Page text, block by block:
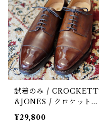
試着のみ / CROCKETT
&JONES / クロケット＆
ジョーンズ / NORWICH
/ リジェクト品 / 定価9.3
¥29,800